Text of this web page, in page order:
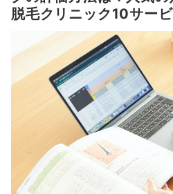
脱毛クリニック10サー